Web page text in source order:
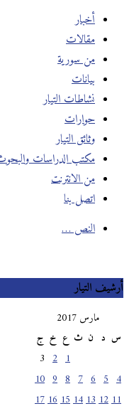
أخبار
مقالات
من سورية
بيانات
نشاطات التيار
حوارات
وثائق التيار
مكتب الدراسات والبحوث
من الانترنت
اتصل بنا
النص …
أرشيف التيار
مارس 2017
س
ث خ ج
10
11
12
13
14
15
16
17